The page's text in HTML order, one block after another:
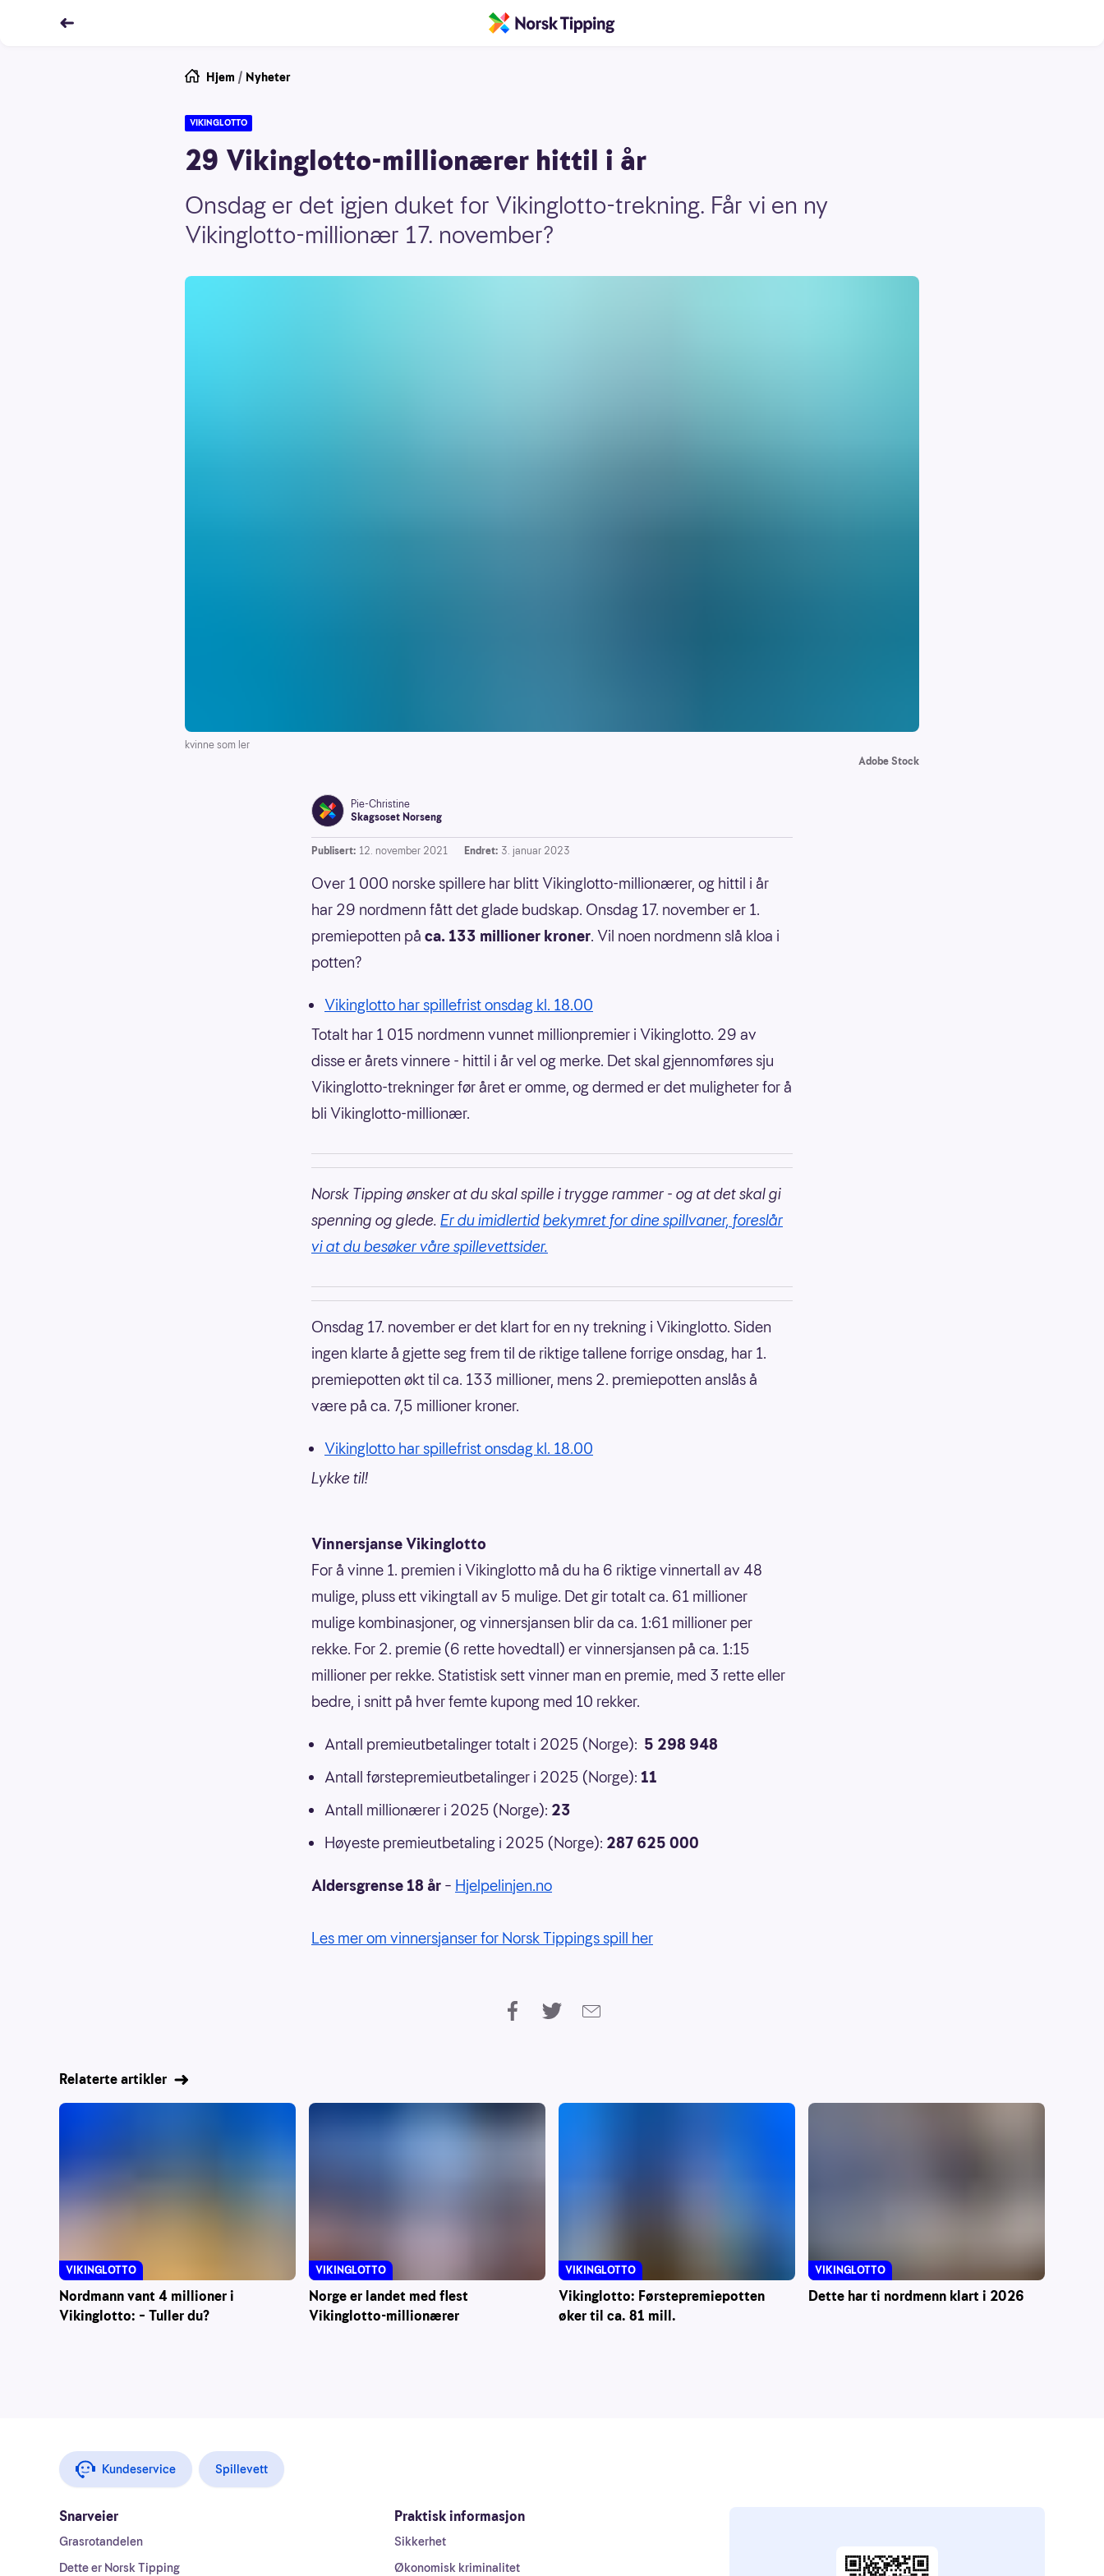
Hjem / Nyheter
VIKINGLOTTO
29 Vikinglotto-millionærer hittil i år
Onsdag er det igjen duket for Vikinglotto-trekning. Får vi en ny
Vikinglotto-millionær 17. november?
kvinne som ler
Adobe Stock
Pie-Christine
Skagsoset Norseng
Publisert: 12. november 2021 Endret: 3. januar 2023
Over 1 000 norske spillere har blitt Vikinglotto-millionærer, og hittil i år
har 29 nordmenn fått det glade budskap. Onsdag 17. november er 1.
premiepotten på ca. 133 millioner kroner. Vil noen nordmenn slå kloa i
potten?
Vikinglotto har spillefrist onsdag kl. 18.00
Totalt har 1 015 nordmenn vunnet millionpremier i Vikinglotto. 29 av
disse er årets vinnere - hittil i år vel og merke. Det skal gjennomføres sju
Vikinglotto-trekninger før året er omme, og dermed er det muligheter for å
bli Vikinglotto-millionær.
Norsk Tipping ønsker at du skal spille i trygge rammer - og at det skal gi
spenning og glede. Er du imidlertidbekymret for dine spillvaner, foreslår
vi at du besøker våre spillevettsider.
Onsdag 17. november er det klart for en ny trekning i Vikinglotto. Siden
ingen klarte å gjette seg frem til de riktige tallene forrige onsdag, har 1.
premiepotten økt til ca. 133 millioner, mens 2. premiepotten anslås å
være på ca. 7,5 millioner kroner.
Vikinglotto har spillefrist onsdag kl. 18.00
Lykke til!
Vinnersjanse Vikinglotto
For å vinne 1. premien i Vikinglotto må du ha 6 riktige vinnertall av 48
mulige, pluss ett vikingtall av 5 mulige. Det gir totalt ca. 61 millioner
mulige kombinasjoner, og vinnersjansen blir da ca. 1:61 millioner per
rekke. For 2. premie (6 rette hovedtall) er vinnersjansen på ca. 1:15
millioner per rekke. Statistisk sett vinner man en premie, med 3 rette eller
bedre, i snitt på hver femte kupong med 10 rekker.
Antall premieutbetalinger totalt i 2025 (Norge): 5 298 948
Antall førstepremieutbetalinger i 2025 (Norge): 11
Antall millionærer i 2025 (Norge): 23
Høyeste premieutbetaling i 2025 (Norge): 287 625 000
Aldersgrense 18 år – Hjelpelinjen.no
Les mer om vinnersjanser for Norsk Tippings spill her
Relaterte artikler
Nordmann vant 4 millioner i
Vikinglotto: – Tuller du?
VIKINGLOTTO
Norge er landet med flest
Vikinglotto-millionærer
VIKINGLOTTO
Vikinglotto: Førstepremiepotten
øker til ca. 81 mill.
VIKINGLOTTO
Dette har ti nordmenn klart i 2026
VIKINGLOTTO
Kundeservice Spillevett
Snarveier
Grasrotandelen
Dette er Norsk Tipping
Praktisk informasjon
Sikkerhet
Økonomisk kriminalitet